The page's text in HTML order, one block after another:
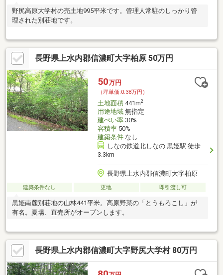
野尻高原大学村の売土地995平米です。管理人常駐のしっかり管
理された別荘地です。
長野県上水内郡信濃町大字柏原 50万円
50万円
（坪単価:0.38万円）
土地面積441m2
用途地域無指定
建ぺい率30%
容積率50%
建築条件なし
しなの鉄道北しなの 黒姫駅 徒歩
3.3km
長野県上水内郡信濃町大字柏原
建築条件なし 更地 即引渡し可
黒姫南麓別荘地の山林441平米。高原野菜の「とうもろこし」が
有名。夏場、直売所がオープンします。
長野県上水内郡信濃町大字野尻大学村 80万円